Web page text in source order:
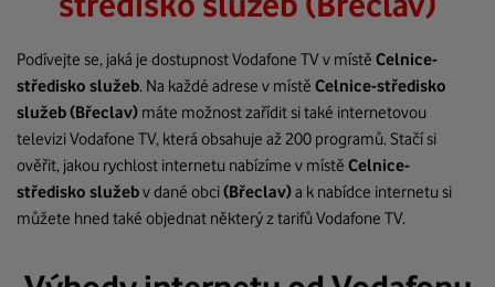
Podívejte se, jaká je dostupnost Vodafone TV v místě Celnice-
středisko služeb. Na každé adrese v místě Celnice-středisko
služeb(Břeclav) máte možnost zařídit si také internetovou
televizi Vodafone TV, která obsahuje až 200 programů. Stačí si
ověřit, jakou rychlost internetu nabízíme v místě Celnice-
středisko služebv dané obci(Břeclav)a k nabídce internetu si
můžete hned také objednat některý z tarifů Vodafone TV.